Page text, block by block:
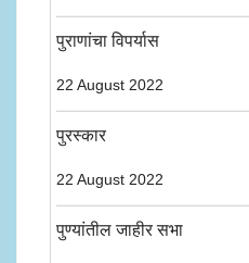
पुराणांचा विपर्यास
22 August 2022
पुरस्कार
22 August 2022
पुण्यांतील जाहीर सभा